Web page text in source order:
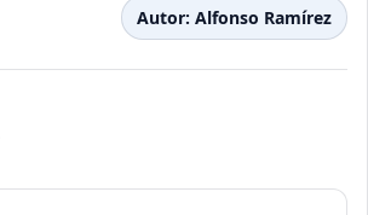
Autor: Alfonso Ramírez